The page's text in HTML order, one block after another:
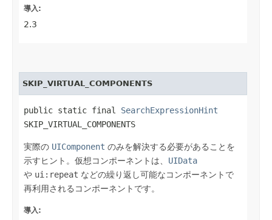
導入:
2.3
SKIP_VIRTUAL_COMPONENTS
public static final SearchExpressionHint
SKIP_VIRTUAL_COMPONENTS
実際の UIComponent のみを解決する必要があることを
示すヒント。仮想コンポーネントは、 UIData
や ui:repeat などの繰り返し可能なコンポーネントで
再利用されるコンポーネントです。
導入: